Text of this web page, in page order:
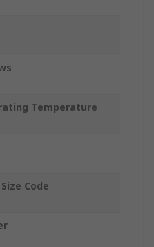
Temperature
Code